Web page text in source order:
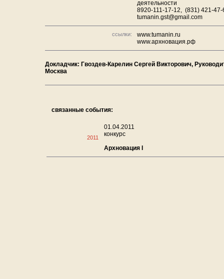
деятельности
8920-111-17-12, (831) 421-47-
tumanin.gst@gmail.com
ссылки:
www.tumanin.ru
www.архновация.рф
Докладчик: Гвоздев-Карелин Сергей Викторович,
Москва
связанные события:
2011
01.04.2011
конкурс
Архновация I